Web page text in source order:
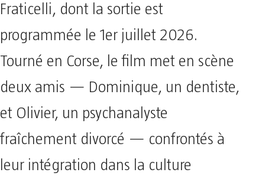
Fraticelli, dont la sortie est
programmée le 1er juillet 2026.
Tourné en Corse, le film met en scène
deux amis — Dominique, un dentiste,
et Olivier, un psychanalyste
fraîchement divorcé — confrontés à
leur intégration dans la culture